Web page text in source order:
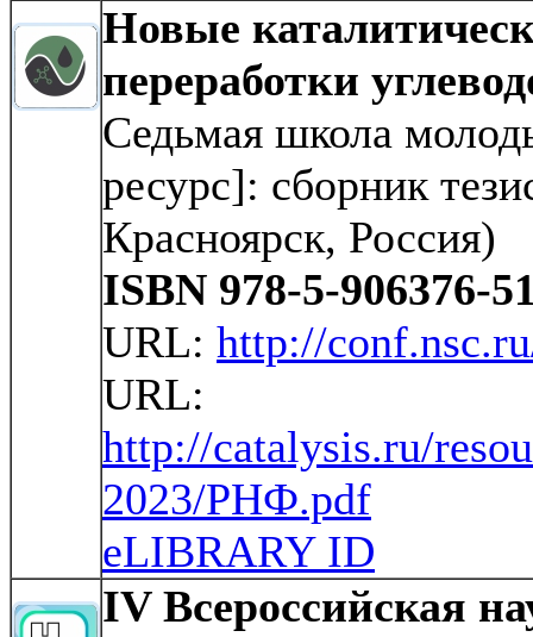
Новые
переработки
Седьмая школа
ресурс]: сборник
Красноярск, Россия)
ISBN 978-5-906376-
URL: http://
URL:
http://catalysis.ru/
2023/РНФ.pdf
eLIBRARY ID
IV Всероссийская